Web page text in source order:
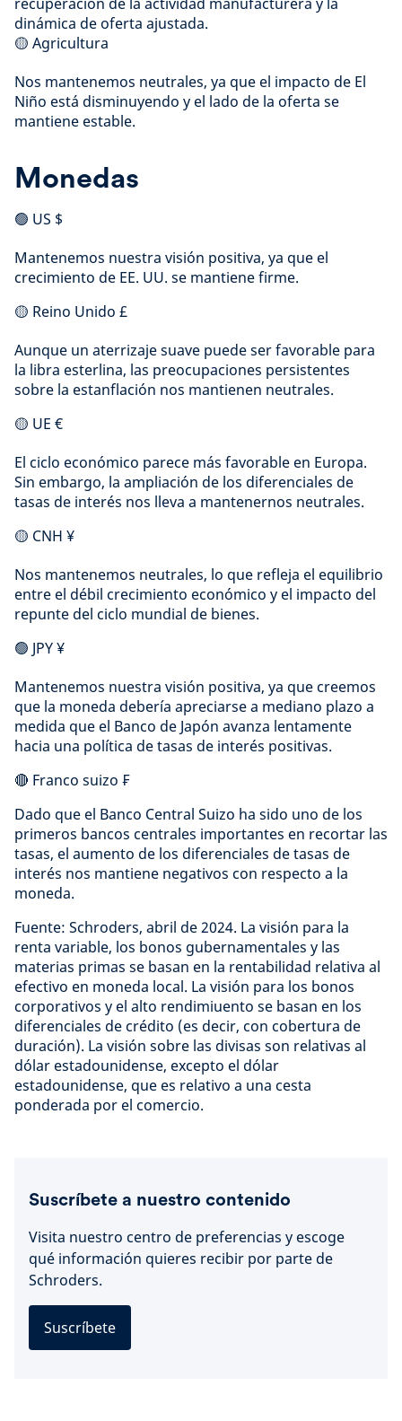
dinámica de oferta ajustada.
🟡 Agricultura
Nos mantenemos neutrales, ya que el impacto de El
Niño está disminuyendo y el lado de la oferta se
mantiene estable.
Monedas
🟢 US $
Mantenemos nuestra visión positiva, ya que el
crecimiento de EE. UU. se mantiene firme.
🟡 Reino Unido £
Aunque un aterrizaje suave puede ser favorable para
la libra esterlina, las preocupaciones persistentes
sobre la estanflación nos mantienen neutrales.
🟡 UE €
El ciclo económico parece más favorable en Europa.
Sin embargo, la ampliación de los diferenciales de
tasas de interés nos lleva a mantenernos neutrales.
🟡 CNH ¥
Nos mantenemos neutrales, lo que refleja el equilibrio
entre el débil crecimiento económico y el impacto del
repunte del ciclo mundial de bienes.
🟢 JPY ¥
Mantenemos nuestra visión positiva, ya que creemos
que la moneda debería apreciarse a mediano plazo a
medida que el Banco de Japón avanza lentamente
hacia una política de tasas de interés positivas.
🔴 Franco suizo ₣
Dado que el Banco Central Suizo ha sido uno de los
primeros bancos centrales importantes en recortar las
tasas, el aumento de los diferenciales de tasas de
interés nos mantiene negativos con respecto a la
moneda.
Fuente: Schroders, abril de 2024. La visión para la
renta variable, los bonos gubernamentales y las
materias primas se basan en la rentabilidad relativa al
efectivo en moneda local. La visión para los bonos
corporativos y el alto rendimiuento se basan en los
diferenciales de crédito (es decir, con cobertura de
duración). La visión sobre las divisas son relativas al
dólar estadounidense, excepto el dólar
estadounidense, que es relativo a una cesta
ponderada por el comercio.
Suscríbete a nuestro contenido
Visita nuestro centro de preferencias y escoge
qué información quieres recibir por parte de
Schroders.
Suscríbete